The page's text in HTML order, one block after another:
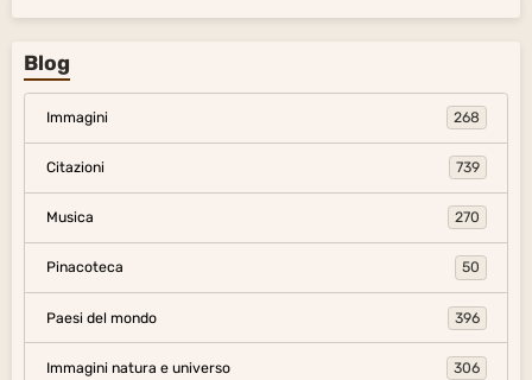
Blog
Immagini 268
Citazioni 739
Musica 270
Pinacoteca 50
Paesi del mondo 396
Immagini natura e universo 306